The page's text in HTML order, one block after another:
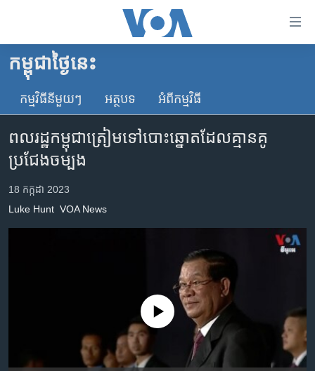
គេហទំព័រ​
ទាក់ទង
និង​
ចូល​
ទំព័រ​
ម្តង
រំលង​
និង​
កម្ពុជា
អន្តរជាតិ
ចិន
កម្ពុជាច្នៃប្រតិដ្ឋ
Khmer English
កម្ពុជាថ្ងៃនេះ
កម្មវិធី​នីមួយៗ អត្ថបទ​ អំពី​កម្មវិធី​
ពលរដ្ឋ​កម្ពុជា​ត្រៀម​ទៅ​បោះឆ្នោត​ដែល​គ្មាន​គូ​
ប្រជែង​ចម្បង
18 កក្កដា 2023
Luke Hunt VOA News
No media source currently available